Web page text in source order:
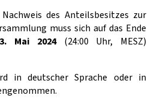
des Anteilsbesitzes zur
muss sich auf das Ende
3. Mai 2024(24:00 Uhr, MESZ)
in deutscher Sprache oder in